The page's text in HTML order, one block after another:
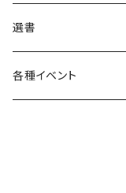
その他
ウェア
選書
各種イベント